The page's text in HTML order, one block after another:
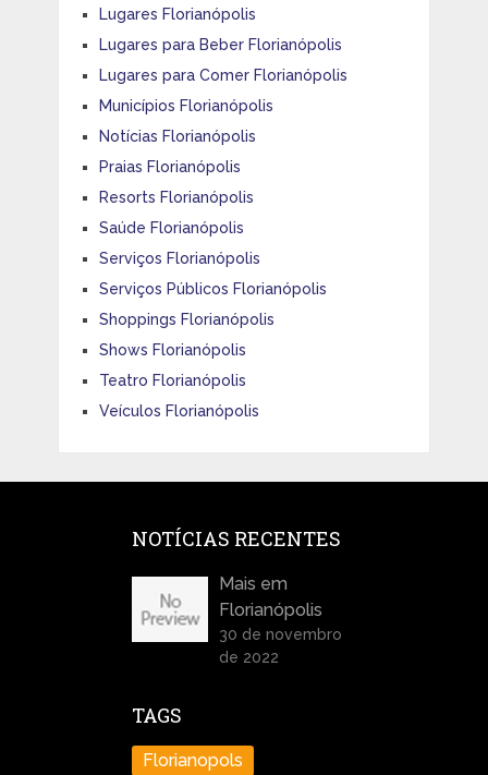
Lugares Florianópolis
Lugares para Beber Florianópolis
Lugares para Comer Florianópolis
Municípios Florianópolis
Notícias Florianópolis
Praias Florianópolis
Resorts Florianópolis
Saúde Florianópolis
Serviços Florianópolis
Serviços Públicos Florianópolis
Shoppings Florianópolis
Shows Florianópolis
Teatro Florianópolis
Veículos Florianópolis
NOTÍCIAS RECENTES
Mais em
Florianópolis
30 de novembro
de 2022
TAGS
Florianopols